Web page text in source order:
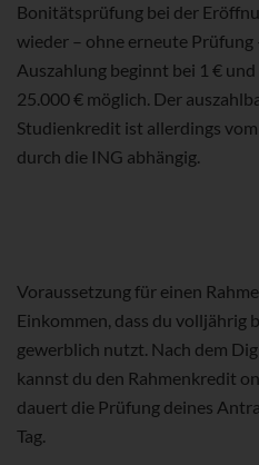
Bonitätsprüfung bei der
wieder – ohne erneute Prüfung
Auszahlung beginnt bei 1 €
25.000 € möglich. Der
Studienkredit ist allerdings
durch die ING abhängig.
Voraussetzung für einen
Einkommen, dass du volljährig
gewerblich nutzt. Nach dem
kannst du den Rahmenkredit
dauert die Prüfung deines
Tag.